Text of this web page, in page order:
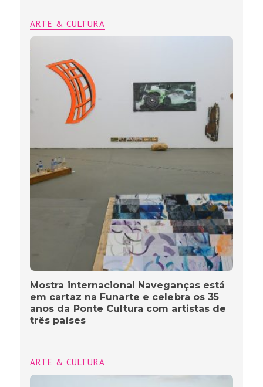
ARTE & CULTURA
Mostra internacional Naveganças está
em cartaz na Funarte e celebra os 35
anos da Ponte Cultura com artistas de
três países
ARTE & CULTURA